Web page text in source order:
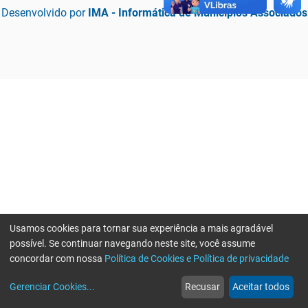
Desenvolvido por IMA - Informática de Municípios Associados
web
Notícias
more_horiz
Mais
Usamos cookies para tornar sua experiência a mais agradável
possível. Se continuar navegando neste site, você assume
concordar com nossa Política de Cookies e Política de privacidade
Gerenciar Cookies... Recusar Aceitar todos
Erro ao enviar informações, por favor tente novamente